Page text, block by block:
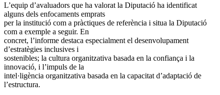
L’equip d’avaluadors que ha valorat la Diputació ha identificat
alguns dels enfocaments emprats
per la institució com a pràctiques de referència i situa la Diputació
com a exemple a seguir. En
concret, l’informe destaca especialment el desenvolupament
d’estratègies inclusives i
sostenibles; la cultura organitzativa basada en la confiança i la
innovació, i l’impuls de la
intel·ligència organitzativa basada en la capacitat d’adaptació de
l’estructura.